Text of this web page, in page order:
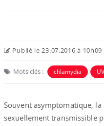
Publié le 23.07.2016 à 10h09
Mots clés : chlamydia
Souvent asymptomatique,
sexuellement transmissible